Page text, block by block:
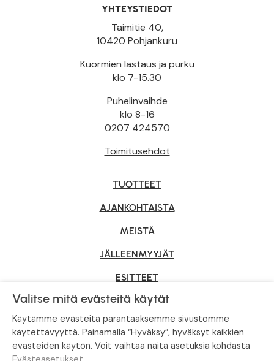
YHTEYSTIEDOT
Taimitie 40,
10420 Pohjankuru
Kuormien lastaus ja purku
klo 7-15.30
Puhelinvaihde
klo 8-16
0207 424570
Toimitusehdot
TUOTTEET
AJANKOHTAISTA
MEISTÄ
JÄLLEENMYYJÄT
ESITTEET
YRITYSMYYNTI
Tietosuojaseloste
Valitse mitä evästeitä käytät
Käytämme evästeitä parantaaksemme sivustomme
käytettävyyttä. Painamalla “Hyväksy”, hyväksyt kaikkien
evästeiden käytön. Voit vaihtaa näitä asetuksia kohdasta